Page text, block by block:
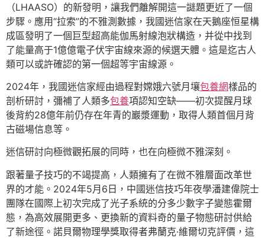
（LHAASO）的新發明，讓我們離解開這一謎題更近了一個
步驟。應用“拉索”的不雅測數據，我國迷信家在天鵝座恒星構
成區發明了一個巨型超高能伽馬射線泡狀構造，并從中找到
了能量高于1億億電子伏宇宙線來源的候選天體。這是迄古人
類可以或許確認的第一個超等宇宙線源。
2024年，我國迷信家經由過程對嫦娥六號月壤包養網樣品的
剖析研討，彌補了人類多包養項認知空缺——初次提醒月球
後背約28億年前仍存在年青的巖漿運動，取得人類首個月背
古磁場信息等。
迷信研討向極微觀拓展的同時，也在向極微不雅深刻。
跟著量子技巧的不竭提高，人類擁有了在微不雅層面改革世
界的才能。2024年5月6日，中國迷信技巧年夜學潘建偉院士
團隊在國際上初次完成了光子系統的分多少數字子變態霍爾
態，為高效展開更多、更換新的資料奇的量子物態研討供給
了新途徑。諾貝爾物理學獎取得者弗蘭克·維爾切克評價，這